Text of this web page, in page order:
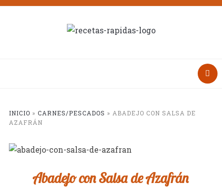
INICIO » CARNES/PESCADOS » ABADEJO CON SALSA DE
AZAFRÁN
Abadejo con Salsa de Azafrán